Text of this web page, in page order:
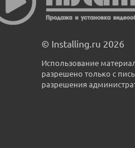
© Installing.ru 2026
Использование
разрешено только с
разрешения